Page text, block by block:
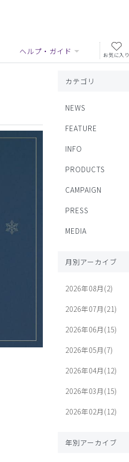
ヘルプ・ガイド お気に入り
カテゴリ
NEWS
FEATURE
INFO
PRODUCTS
CAMPAIGN
PRESS
MEDIA
月別アーカイブ
2026年08月(2)
2026年07月(21)
2026年06月(15)
2026年05月(7)
2026年04月(12)
2026年03月(15)
2026年02月(12)
年別アーカイブ